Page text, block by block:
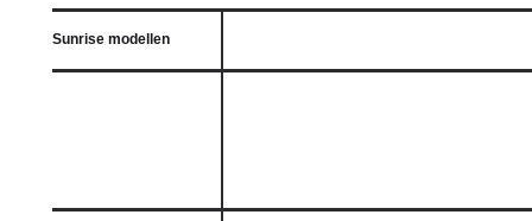
Sunrise modellen